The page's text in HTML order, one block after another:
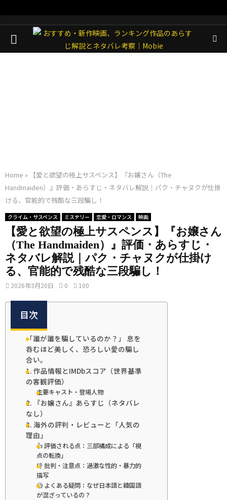
PRIMARY
Home »
【愛と欲望の極上サスペンス】『お嬢さん（The
Handmaiden）』評価・あらすじ・ネタバレ解説｜パク・チャヌクが仕掛
ける、官能的で残酷な三段騙し！
クライム・サスペンス ミステリー 恋愛・ロマンス 映画
【愛と欲望の極上サスペンス】『お嬢さん
（The Handmaiden）』評価・あらすじ・
ネタバレ解説｜パク・チャヌクが仕掛け
る、官能的で残酷な三段騙し！
2026年3月20日 0 100
目次
「誰が誰を騙しているのか？」 息を
呑むほど美しく、恐ろしい愛の騙し
合い。
1. 作品情報とIMDbスコア（世界基準
の客観評価）
主要キャスト・登場人物
2. 『お嬢さん』あらすじ（ネタバレ
なし）
3. 海外の評判・レビューと「人気の
理由」
👍 評価される点：三部構成による「視
点の転換」
👎 批判・注意点：過激な性的・暴力的
描写
🧐 よくある疑問：なぜ日本語と韓国語
が混ざっているの？